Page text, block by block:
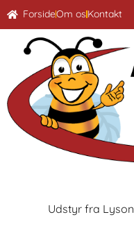
ForsideOm osKontakt
Udstyr fra Lyson